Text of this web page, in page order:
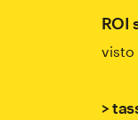
ROI
visto
>